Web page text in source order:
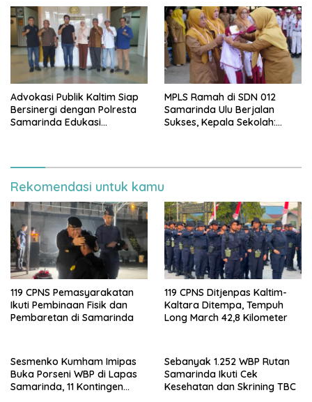
Advokasi Publik Kaltim Siap
Bersinergi dengan Polresta
Samarinda Edukasi
MPLS Ramah di SDN 012
Samarinda Ulu Berjalan
Sukses, Kepala Sekolah:
Rekomendasi untuk kamu
119 CPNS Pemasyarakatan
Ikuti Pembinaan Fisik dan
Pembaretan di Samarinda
119 CPNS Ditjenpas Kaltim-
Kaltara Ditempa, Tempuh
Long March 42,8 Kilometer
Sesmenko Kumham Imipas
Buka Porseni WBP di Lapas
Samarinda, 11 Kontingen
Sebanyak 1.252 WBP Rutan
Samarinda Ikuti Cek
Kesehatan dan Skrining TBC